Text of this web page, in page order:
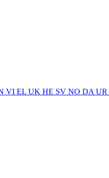
VI EL UK HE SV NO DA UR